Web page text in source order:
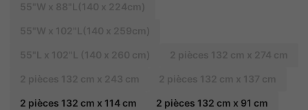
2 pièces 132 cm x 114 cm 2 pièces 132 cm x 91 cm